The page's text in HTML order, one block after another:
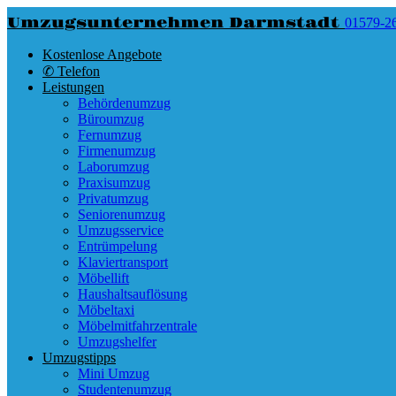
Umzugsunternehmen Darmstadt 01579-
Kostenlose Angebote
✆ Telefon
Leistungen
Behördenumzug
Büroumzug
Fernumzug
Firmenumzug
Laborumzug
Praxisumzug
Privatumzug
Seniorenumzug
Umzugsservice
Entrümpelung
Klaviertransport
Möbellift
Haushaltsauflösung
Möbeltaxi
Möbelmitfahrzentrale
Umzugshelfer
Umzugstipps
Mini Umzug
Studentenumzug